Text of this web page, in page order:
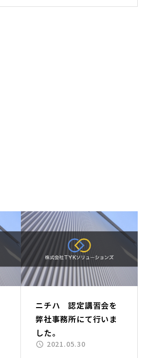
ニチハ 認定講習会を
弊社事務所にて行いま
した。
2021.05.30